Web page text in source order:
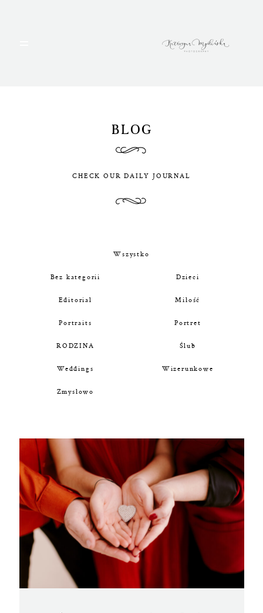
BLOG
CHECK OUR DAILY JOURNAL
Wszystko
Bez kategorii Dzieci
Editorial Miłość
Portraits Portret
RODZINA Ślub
Weddings Wizerunkowe
Zmysłowo
BLOG
ALBUMY
UMÓW SIĘ ZE MNĄ →